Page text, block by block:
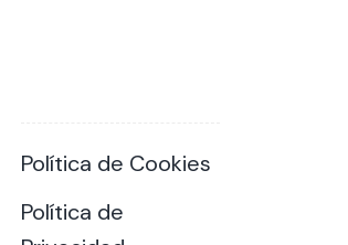
Política de Cookies
Política de